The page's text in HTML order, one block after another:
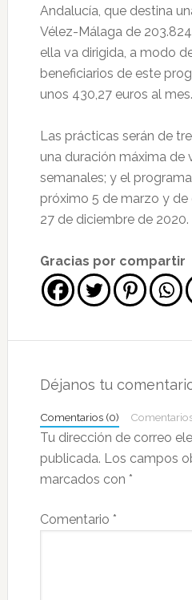
Andalucía, que destina
Vélez-Málaga de
ella va dirigida, a modo
beneficiarios de este
unos 430,27 euros al mes.
Las prácticas serán de
una duración máxima de
semanales; y el
próximo 5 de marzo y de
27 de diciembre de 2020.
Gracias por compartir
con
lectores
Déjanos tu
Comentarios (0)
Tu dirección de correo
publicada. Los campos
marcados con *
Comentario *